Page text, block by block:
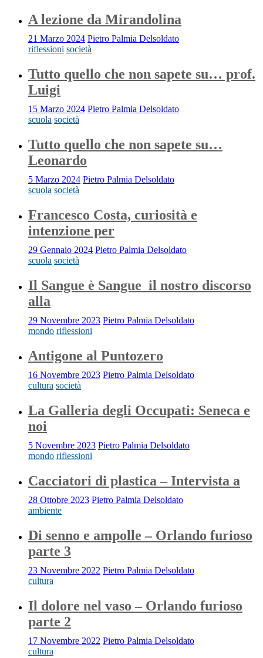
A lezione da Mirandolina
21 Marzo 2024 Pietro Palmia Delsoldato
riflessioni società
Tutto quello che non sapete su… prof.
Luigi
15 Marzo 2024 Pietro Palmia Delsoldato
scuola società
Tutto quello che non sapete su…
Leonardo
5 Marzo 2024 Pietro Palmia Delsoldato
scuola società
Francesco Costa, curiosità e
intenzione per
29 Gennaio 2024 Pietro Palmia Delsoldato
scuola società
Il Sangue è Sangue_il nostro discorso
alla
29 Novembre 2023 Pietro Palmia Delsoldato
mondo riflessioni
Antigone al Puntozero
16 Novembre 2023 Pietro Palmia Delsoldato
cultura società
La Galleria degli Occupati: Seneca e
noi
5 Novembre 2023 Pietro Palmia Delsoldato
mondo riflessioni
Cacciatori di plastica – Intervista a
28 Ottobre 2023 Pietro Palmia Delsoldato
ambiente
Di senno e ampolle – Orlando furioso
parte 3
23 Novembre 2022 Pietro Palmia Delsoldato
cultura
Il dolore nel vaso – Orlando furioso
parte 2
17 Novembre 2022 Pietro Palmia Delsoldato
cultura